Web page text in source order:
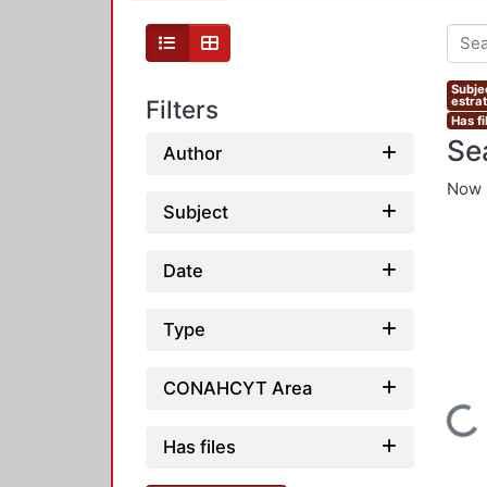
Filters
Author
Subject
Date
Type
CONAHCYT Area
Has files
Has
Now
Loading...